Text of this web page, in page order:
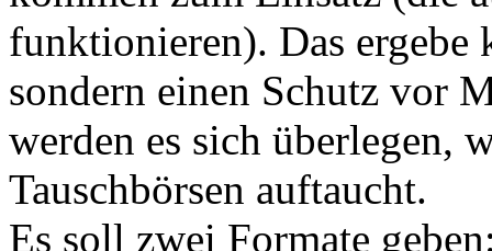
funktionieren). Das ergebe
sondern einen Schutz vor
werden es sich überlegen,
Tauschbörsen auftaucht.
Es soll zwei Formate